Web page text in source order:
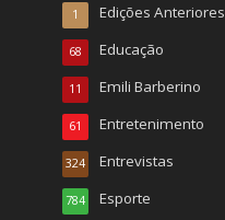
Edições Anteriores
1
Educação
68
Emili Barberino
11
Entretenimento
61
Entrevistas
324
Esporte
784